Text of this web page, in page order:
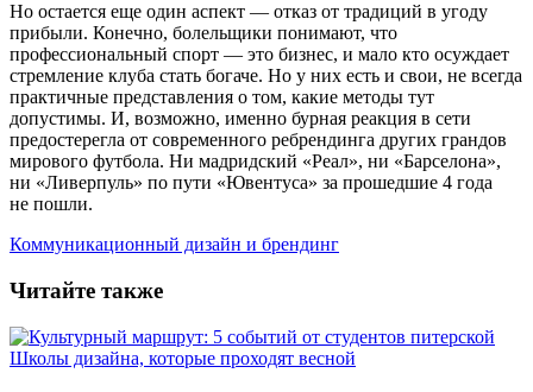
Но остается еще один аспект — отказ от традиций в угоду
прибыли. Конечно, болельщики понимают, что
профессиональный спорт — это бизнес, и мало кто осуждает
стремление клуба стать богаче. Но у них есть и свои, не всегда
практичные представления о том, какие методы тут
допустимы. И, возможно, именно бурная реакция в сети
предостерегла от современного ребрендинга других грандов
мирового футбола. Ни мадридский «Реал», ни «Барселона»,
ни «Ливерпуль» по пути «Ювентуса» за прошедшие 4 года
не пошли.
Коммуникационный дизайн и брендинг
Читайте также